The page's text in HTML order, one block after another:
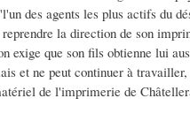
des agents les plus actifs du
la direction de son
exige que son fils obtienne lui
et ne peut continuer à
de l'imprimerie de